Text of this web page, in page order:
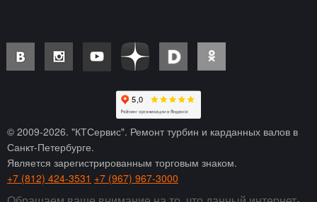
© 2009-2026. "КТСервис". Ремонт турбин и карданных валов в
Санкт-Петербурге.
Является зарегистрированным торговым знаком.
+7 (812) 424-3531 +7 (967) 967-3000